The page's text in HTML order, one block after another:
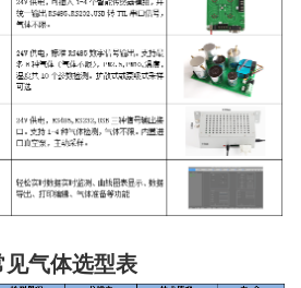
见气体选型表